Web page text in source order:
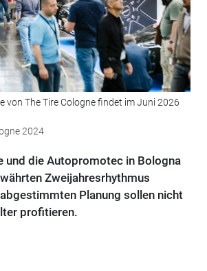
von The Tire Cologne findet im Juni 2026
2024
und die Autopromotec in Bologna
Zweijahresrhythmus
Planung sollen nicht
profitieren.